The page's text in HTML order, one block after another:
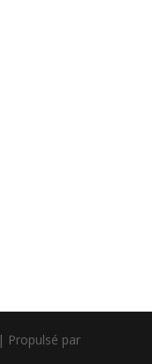
| Propulsé par